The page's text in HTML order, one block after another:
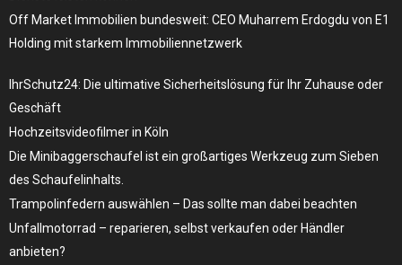
Off Market Immobilien bundesweit: CEO Muharrem Erdogdu von E1
Holding mit starkem Immobiliennetzwerk
IhrSchutz24: Die ultimative Sicherheitslösung für Ihr Zuhause oder
Geschäft
Hochzeitsvideofilmer in Köln
Die Minibaggerschaufel ist ein großartiges Werkzeug zum Sieben
des Schaufelinhalts.
Trampolinfedern auswählen – Das sollte man dabei beachten
Unfallmotorrad – reparieren, selbst verkaufen oder Händler
anbieten?